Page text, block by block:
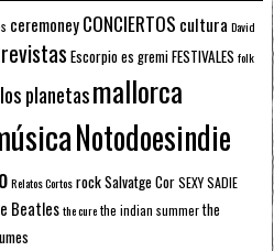
ceremoneyCONCIERTOS cultura David
Escorpioes gremiFESTIVALES folk
los planetasmallorca
Notodoesindie
Relatos CortosrockSalvatge CorSEXY SADIE
Beatlesthe curethe indian summerthe